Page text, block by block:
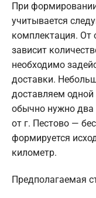
При
учитывается
комплектация. От
зависит
необходимо
доставки.
доставляем
обычно нужно
от г. Пестово —
формируется
километр.
Предполагаемая